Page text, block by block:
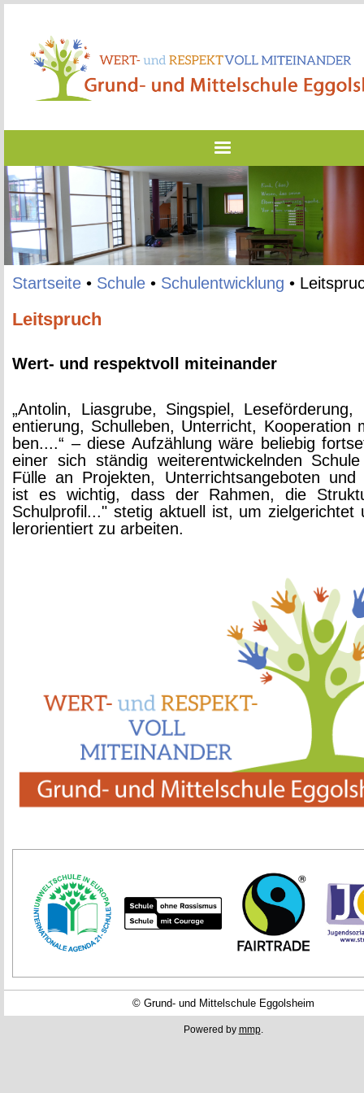
Start­sei­te • Schu­le • Schul­ent­wick­lung •
Leitspruch
Wert- und re­spekt­voll mit­ein­an­der
„An­to­lin, Li­as­gru­be, Sing­spiel,
en­tie­rung, Schul­le­ben, Un­ter­richt, Ko­ope­ra­ti­on
ben....“ – diese Auf­zäh­lung wäre be­lie­big
einer sich stän­dig wei­ter­ent­wi­ckeln­den
Fülle an Pro­jek­ten, Un­ter­richts­an­ge­bo­ten und
ist es wich­tig, dass der Rah­men, die
Schul­pro­fil..." ste­tig ak­tu­ell ist, um
ler­ori­en­tiert zu ar­bei­ten.
© Grund- und Mittelschule Eggolsheim
Powered by mmp.